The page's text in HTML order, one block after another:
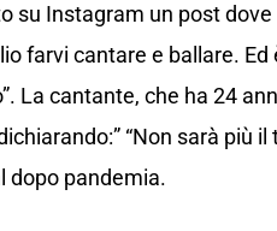
su Instagram un post
farvi cantare e ballare.
La cantante, che ha 24
“Non sarà più
dopo pandemia.